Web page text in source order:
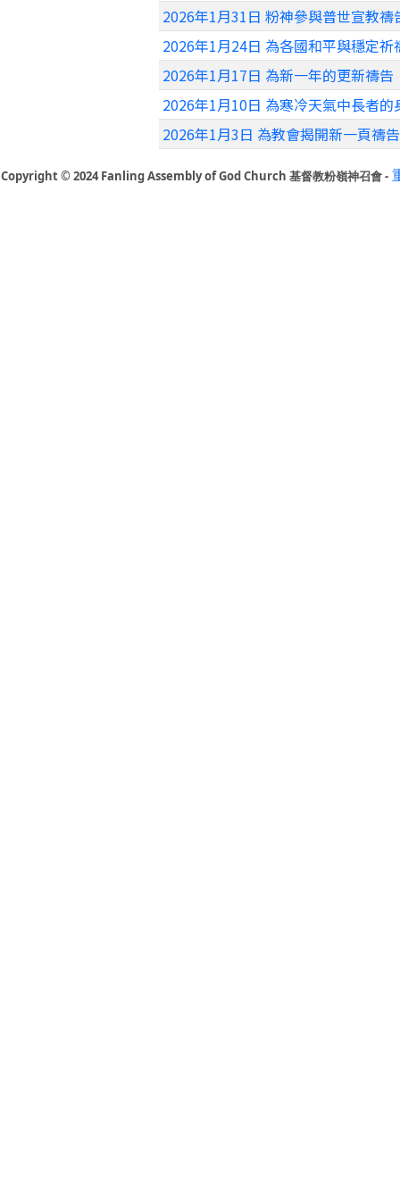
2026年1月31日 粉神參與普世宣教禱
2026年1月24日 為各國和平與穩定祈
2026年1月17日 為新一年的更新禱告
2026年1月10日 為寒冷天氣中長者的
2026年1月3日 為教會揭開新一頁禱告
Copyright © 2024 Fanling Assembly of God Church 基督教粉嶺神召會 -